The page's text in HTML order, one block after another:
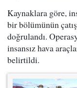
Kaynaklara göre,
bir bölümünün
doğrulandı.
insansız hava
belirtildi.